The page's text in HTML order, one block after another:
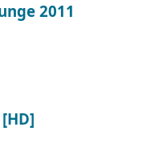
2011